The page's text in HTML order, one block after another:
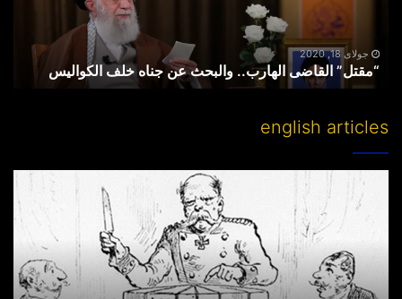
جولای 18, 2020
“مقتل” القاضی الهارب.. والبحث عن جناه خلف الکوالیس
english articles
others’